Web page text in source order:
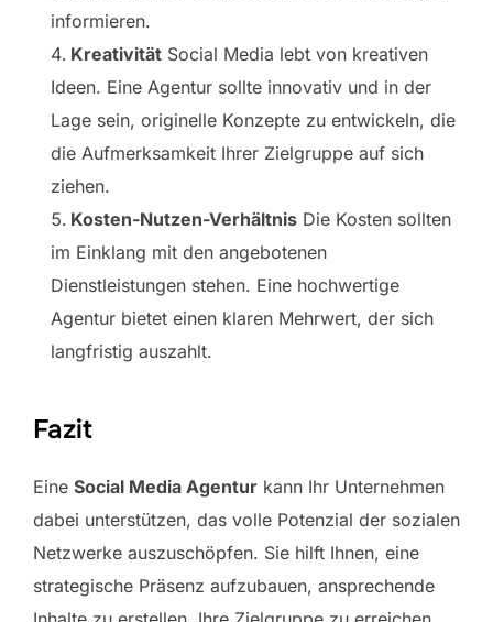
informieren.
Kreativität Social Media lebt von kreativen
Ideen. Eine Agentur sollte innovativ und in der
Lage sein, originelle Konzepte zu entwickeln, die
die Aufmerksamkeit Ihrer Zielgruppe auf sich
ziehen.
Kosten-Nutzen-Verhältnis Die Kosten sollten
im Einklang mit den angebotenen
Dienstleistungen stehen. Eine hochwertige
Agentur bietet einen klaren Mehrwert, der sich
langfristig auszahlt.
Fazit
Eine Social Media Agentur kann Ihr Unternehmen
dabei unterstützen, das volle Potenzial der sozialen
Netzwerke auszuschöpfen. Sie hilft Ihnen, eine
strategische Präsenz aufzubauen, ansprechende